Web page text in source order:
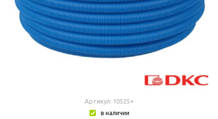
Артикул: 10525+
в наличии